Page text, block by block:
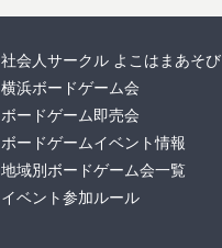
社会人サークル よこはまあそび
横浜ボードゲーム会
ボードゲーム即売会
ボードゲームイベント情報
地域別ボードゲーム会一覧
イベント参加ルール